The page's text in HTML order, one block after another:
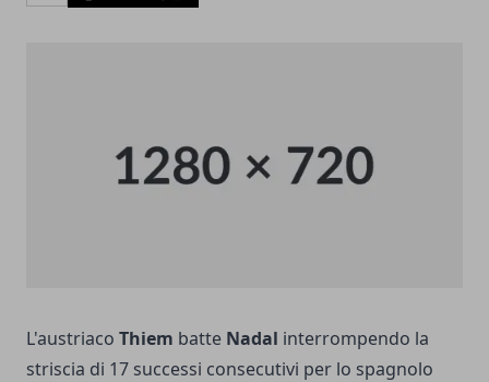
L'austriaco Thiem batte Nadal interrompendo la
striscia di 17 successi consecutivi per lo spagnolo